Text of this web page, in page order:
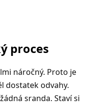
proces
náročný. Proto je
dostatek odvahy.
sranda. Staví si